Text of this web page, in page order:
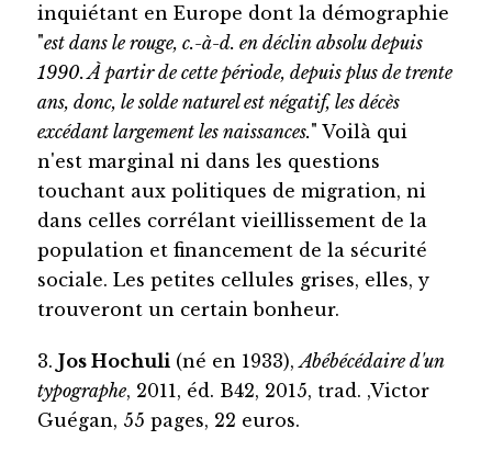
inquiétant en Europe dont la démographie
"est dans le rouge, c.-à-d. en déclin absolu depuis
1990. À partir de cette période, depuis plus de trente
ans, donc, le solde naturel est négatif, les décès
excédant largement les naissances." Voilà qui
n'est marginal ni dans les questions
touchant aux politiques de migration, ni
dans celles corrélant vieillissement de la
population et financement de la sécurité
sociale. Les petites cellules grises, elles, y
trouveront un certain bonheur.
3. Jos Hochuli (né en 1933),Abébécédaire d'un
typographe, 2011, éd. B42, 2015, trad. ,Victor
Guégan, 55 pages, 22 euros.